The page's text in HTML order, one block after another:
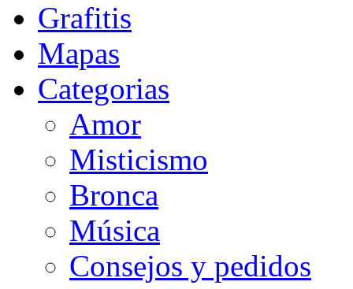
Grafitis
Mapas
Categorias
Amor
Misticismo
Bronca
Música
Consejos y pedidos